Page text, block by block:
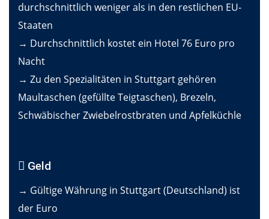
durchschnittlich weniger als in den restlichen EU-
Staaten
→ Durchschnittlich kostet ein Hotel 76 Euro pro
Nacht
→ Zu den Spezialitäten in Stuttgart gehören
Maultaschen (gefüllte Teigtaschen), Brezeln,
Schwäbischer Zwiebelrostbraten und Apfelküchle
Geld
→ Gültige Währung in Stuttgart (Deutschland) ist
der Euro